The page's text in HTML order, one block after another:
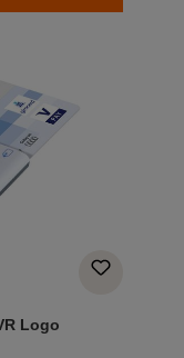
Logo